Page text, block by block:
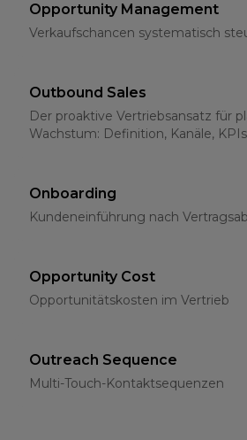
Opportunity Management
Verkaufschancen systematisch
Outbound Sales
Der proaktive Vertriebsansatz für
Wachstum: Definition, Kanäle,
Onboarding
Kundeneinführung nach
Opportunity Cost
Opportunitätskosten im Vertrieb
Outreach Sequence
Multi-Touch-Kontaktsequenzen